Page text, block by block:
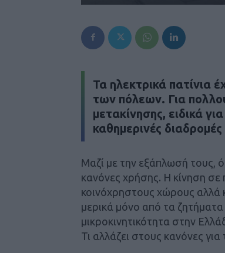
Τα ηλεκτρικά πατίνια
των πόλεων. Για
μετακίνησης, ειδικά
καθημερινές
Μαζί με την εξάπλωσή τους,
κανόνες χρήσης. Η κίνηση
κοινόχρηστους χώρους αλλά
μερικά μόνο από τα
μικροκινητικότητα στην
Τι αλλάζει στους κανόνες για